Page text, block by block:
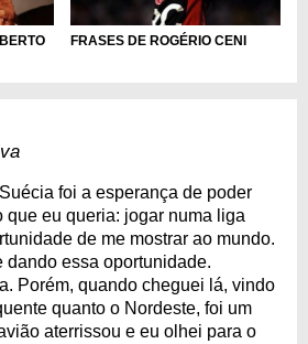
FRASES DE ROGÉRIO CENI
foi a esperança de poder
que eu queria: jogar numa liga
de me mostrar ao mundo.
dando essa oportunidade.
Porém, quando cheguei lá, vindo
quanto o Nordeste, foi um
aterrissou e eu olhei para o